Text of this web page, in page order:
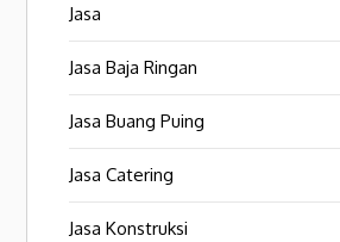
Jasa
Jasa Baja Ringan
Jasa Buang Puing
Jasa Catering
Jasa Konstruksi